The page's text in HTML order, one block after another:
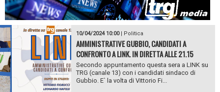
10/04/2024 10:00| Politica
AMMINISTRATIVE GUBBIO, CANDIDATI A
CONFRONTO A LINK. IN DIRETTA ALLE 21.15
Secondo appuntamento questa sera a LINK su
TRG (canale 13) con i candidati sindaco di
Gubbio. E` la volta di Vittorio Fi...